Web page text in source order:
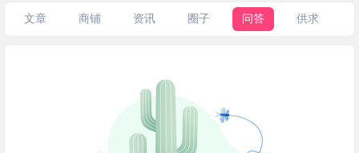
文章 商铺 资讯 圈子 问答 供求